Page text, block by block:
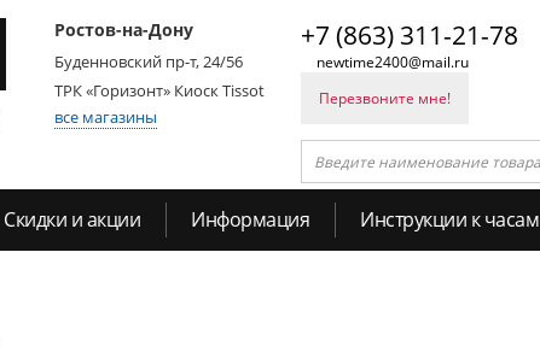
Ростов-на-Дону
Буденновский пр-т, 24/56
ТРК «Горизонт» Киоск Tissot
все магазины
+7 (863) 311-21-78
newtime2400@mail.ru
Перезвоните мне!
Скидки и акции Информация Инструкции к часам